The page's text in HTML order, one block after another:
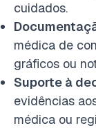
cuidados.
médica de
gráficos ou
Suporte à
evidências
médica ou